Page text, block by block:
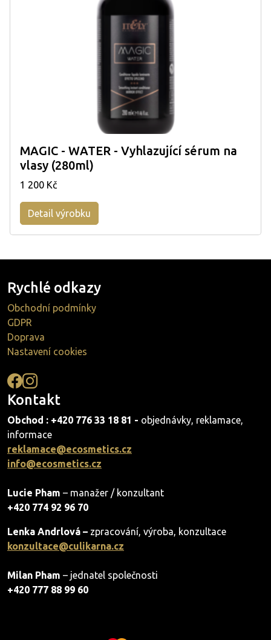
MAGIC - WATER - Vyhlazující sérum na
vlasy (280ml)
1 200 Kč
Detail výrobku
Rychlé odkazy
Obchodní podmínky
GDPR
Doprava
Nastavení cookies
Kontakt
Obchod : +420 776 33 18 81 - objednávky, reklamace,
informace
reklamace@ecosmetics.cz
info@ecosmetics.cz
Lucie Pham – manažer / konzultant
+420 774 92 96 70
Lenka Andrlová – zpracování, výroba, konzultace
konzultace@culikarna.cz
Milan Pham – jednatel společnosti
+420 777 88 99 60